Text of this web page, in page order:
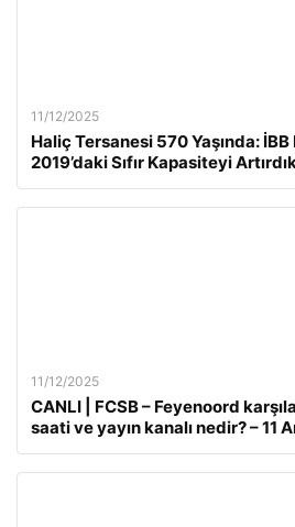
11/12/2025
Haliç Tersanesi 570 Yaşında:
2019’daki Sıfır Kapasiteyi
11/12/2025
CANLI | FCSB – Feyenoord
saati ve yayın kanalı nedir? – 11